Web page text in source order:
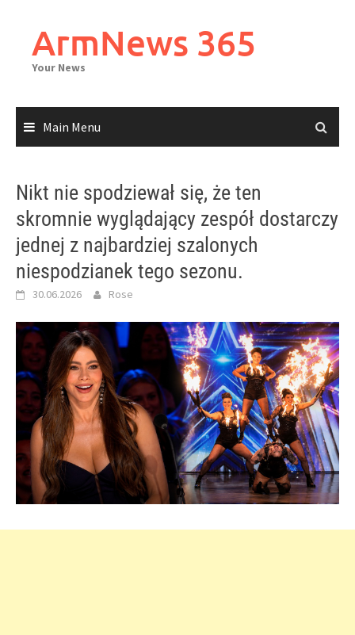
contentArmNews 365
Your News
Main Menu
Nikt nie spodziewał się, że ten
skromnie wyglądający zespół dostarczy
jednej z najbardziej szalonych
niespodzianek tego sezonu.
30.06.2026 Rose